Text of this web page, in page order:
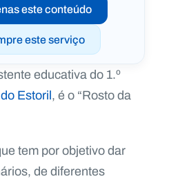
este conteúdo
este serviço
educativa do 1.º
Estoril, é o “Rosto da
tem por objetivo dar
de diferentes